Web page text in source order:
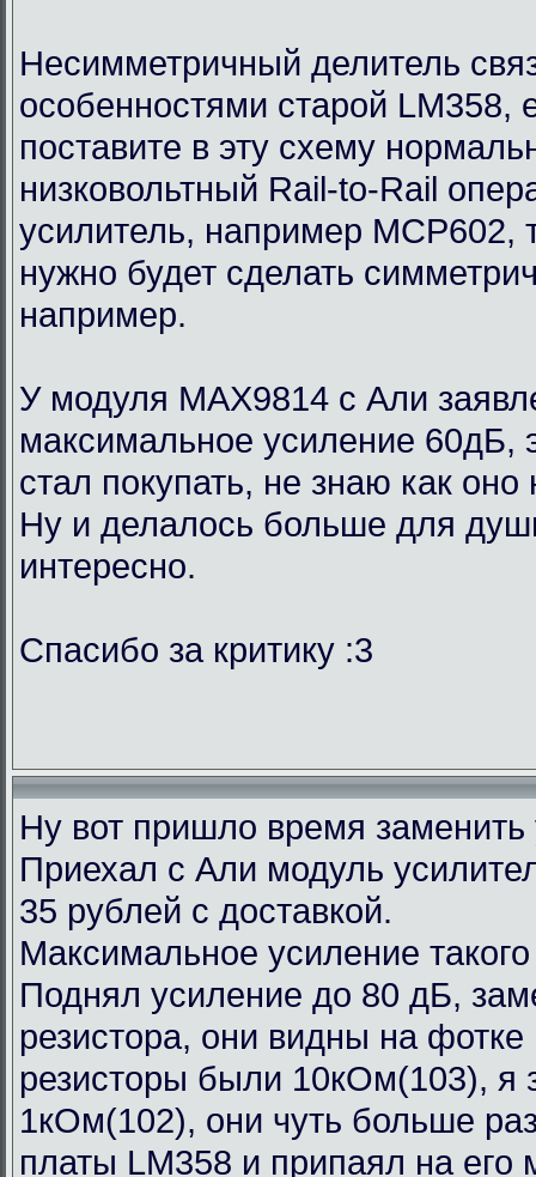
Несимметричный делитель
особенностями старой LM358,
поставите в эту схему
низковольтный Rail-to-Rail
усилитель, например MCP602,
нужно будет сделать
например.
У модуля MAX9814 с Али
максимальное усиление 60дБ,
стал покупать, не знаю как
Ну и делалось больше для
интересно.
Спасибо за критику :3
Ну вот пришло время
Приехал с Али модуль
35 рублей с доставкой.
Максимальное усиление
Поднял усиление до 80 дБ,
резистора, они видны на
резисторы были 10кОм(103), я
1кОм(102), они чуть больше
платы LM358 и припаял на его